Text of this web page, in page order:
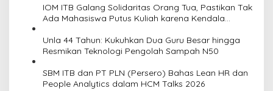
IOM ITB Galang Solidaritas Orang Tua, Pastikan Tak
Ada Mahasiswa Putus Kuliah karena Kendala
Unla 44 Tahun: Kukuhkan Dua Guru Besar hingga
Resmikan Teknologi Pengolah Sampah N50
SBM ITB dan PT PLN (Persero) Bahas Lean HR dan
People Analytics dalam HCM Talks 2026